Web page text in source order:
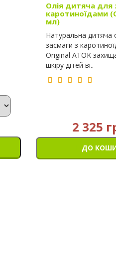
Олія дитяча для
каротиноїдами
мл)
Натуральна дитяча
засмаги з
Original ATOK
шкіру дітей ві..
2 325
ДО